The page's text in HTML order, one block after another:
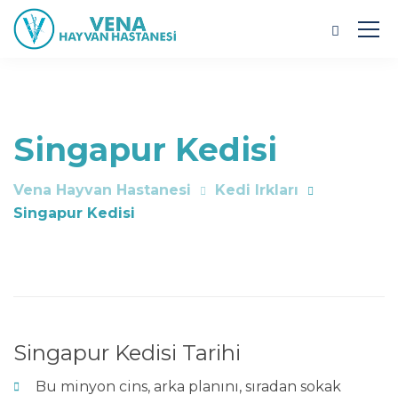
Singapur Kedisi
Vena Hayvan Hastanesi
Kedi Irkları
Singapur Kedisi
Singapur Kedisi Tarihi
Bu minyon cins, arka planını, sıradan sokak